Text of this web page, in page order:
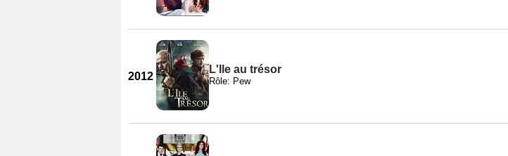
2012
L'Ile au trésor
Rôle: Pew